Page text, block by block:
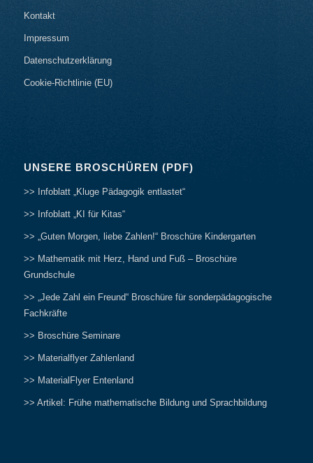
Kontakt
Impressum
Datenschutzerklärung
Cookie-Richtlinie (EU)
UNSERE BROSCHÜREN (PDF)
>> Infoblatt „Kluge Pädagogik entlastet“
>> Infoblatt „KI für Kitas“
>> „Guten Morgen, liebe Zahlen!“ Broschüre Kindergarten
>> Mathematik mit Herz, Hand und Fuß – Broschüre
Grundschule
>> „Jede Zahl ein Freund“ Broschüre für sonderpädagogische
Fachkräfte
>> Broschüre Seminare
>> Materialflyer Zahlenland
>> MaterialFlyer Entenland
>> Artikel: Frühe mathematische Bildung und Sprachbildung